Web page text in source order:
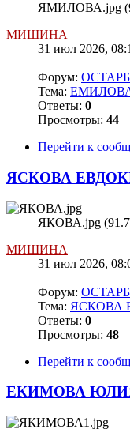
ЯМИЛОВА.jpg
МИШИНА
31 июл 2026,
Форум:
Тема:
Ответы: 0
Просмотры: 44
Перейти к
ЯСКОВА
ЯКОВА.jpg
МИШИНА
31 июл 2026,
Форум:
Тема: ЯСКОВА
Ответы: 0
Просмотры: 48
Перейти к
ЕКИМОВА